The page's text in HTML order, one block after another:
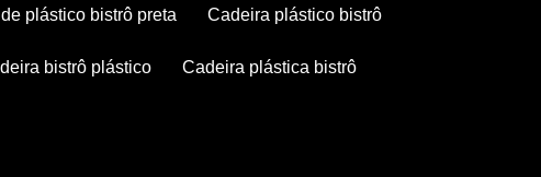
de plástico bistrô preta cadeira plástico bistrô
bistrô plástico cadeira plástica bistrô